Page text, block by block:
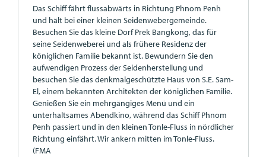
Das Schiff fährt flussabwärts in Richtung Phnom Penh
und hält bei einer kleinen Seidenwebergemeinde.
Besuchen Sie das kleine Dorf Prek Bangkong, das für
seine Seidenweberei und als frühere Residenz der
königlichen Familie bekannt ist. Bewundern Sie den
aufwendigen Prozess der Seidenherstellung und
besuchen Sie das denkmalgeschützte Haus von S.E. Sam-
El, einem bekannten Architekten der königlichen Familie.
Genießen Sie ein mehrgängiges Menü und ein
unterhaltsames Abendkino, während das Schiff Phnom
Penh passiert und in den kleinen Tonle-Fluss in nördlicher
Richtung einfährt. Wir ankern mitten im Tonle-Fluss.
(FMA